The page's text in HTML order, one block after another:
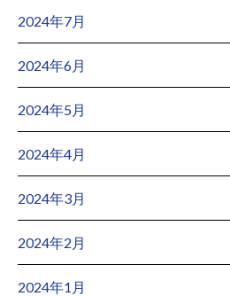
2024年7月
2024年6月
2024年5月
2024年4月
2024年3月
2024年2月
2024年1月